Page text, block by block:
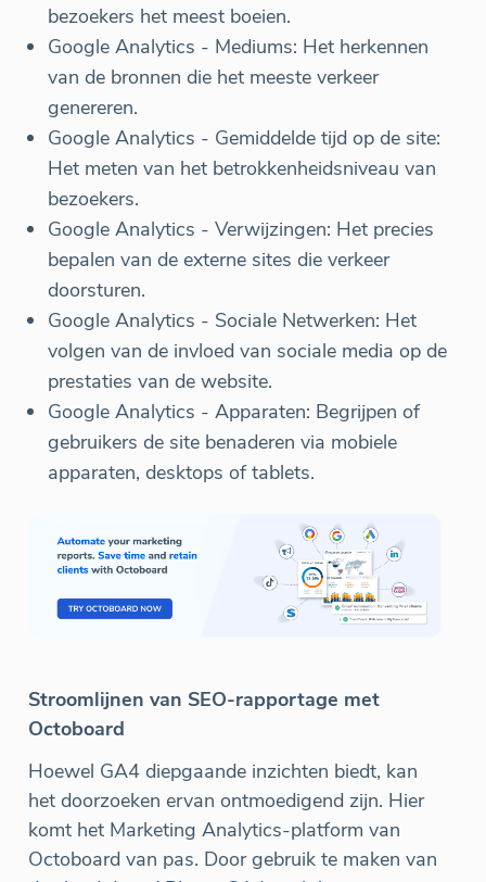
bezoekers het meest boeien.
Google Analytics - Mediums: Het herkennen
van de bronnen die het meeste verkeer
genereren.
Google Analytics - Gemiddelde tijd op de site:
Het meten van het betrokkenheidsniveau van
bezoekers.
Google Analytics - Verwijzingen: Het precies
bepalen van de externe sites die verkeer
doorsturen.
Google Analytics - Sociale Netwerken: Het
volgen van de invloed van sociale media op de
prestaties van de website.
Google Analytics - Apparaten: Begrijpen of
gebruikers de site benaderen via mobiele
apparaten, desktops of tablets.
Stroomlijnen van SEO-rapportage met
Octoboard
Hoewel GA4 diepgaande inzichten biedt, kan
het doorzoeken ervan ontmoedigend zijn. Hier
komt het Marketing Analytics-platform van
Octoboard van pas. Door gebruik te maken van